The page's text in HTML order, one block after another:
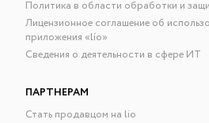
Политика в области обработки и
Лицензионное соглашение об
приложения «lío»
Сведения о деятельности в сфере ИТ
ПАРТНЕРАМ
Стать продавцом на lio